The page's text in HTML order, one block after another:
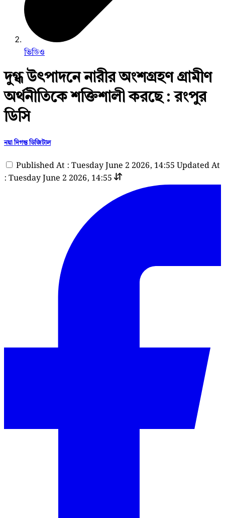
ভিডিও
দুগ্ধ উৎপাদনে নারীর অংশগ্রহণ গ্রামীণ
অর্থনীতিকে শক্তিশালী করছে : রংপুর
ডিসি
নয়া দিগন্ত ডিজিটাল
Published At : Tuesday June 2 2026, 14:55 Updated At
: Tuesday June 2 2026, 14:55